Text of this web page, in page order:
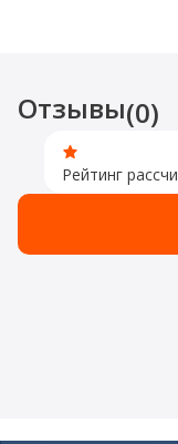
Отзывы(0)
Рейтинг